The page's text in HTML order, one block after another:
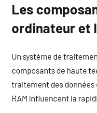
Les
ordinateur et
Un système de
composants de haute
traitement des
RAM influencent la